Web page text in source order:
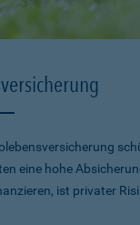
eine hohe
ist privater